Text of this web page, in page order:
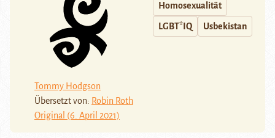
Tommy Hodgson
Übersetzt von: Robin Roth
Original (6. April 2021)
Homosexualität
LGBT*IQ Usbekistan